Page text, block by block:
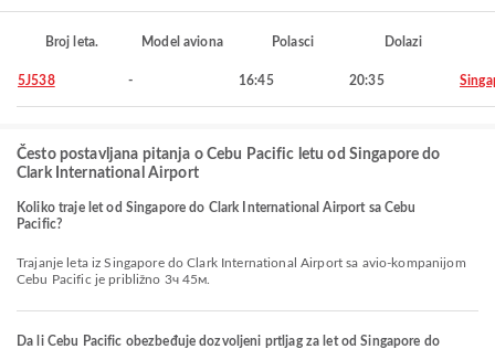
Broj leta. Model aviona Polasci Dolazi
5J538 - 16:45 20:35
Često postavljana pitanja o Cebu Pacific letu od Singapore do
Clark International Airport
Koliko traje let od Singapore do Clark International Airport sa Cebu
Pacific?
Trajanje leta iz Singapore do Clark International Airport sa avio-kompanijom
Cebu Pacific je približno 3ч 45м.
Da li Cebu Pacific obezbeđuje dozvoljeni prtljag za let od Singapore do